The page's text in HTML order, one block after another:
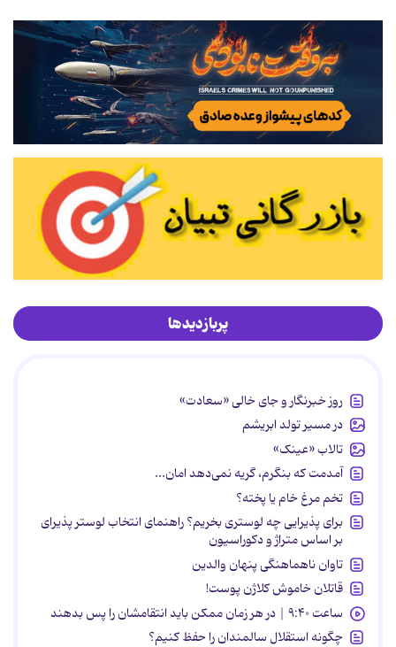
پربازدیدها
روز خبرنگار و جای خالی «سعادت»
در مسیر تولد ابریشم
تالاب «عینک»
آمدمت که بنگرم، گریه نمی‌دهد امان...
تخم مرغ خام یا پخته؟
برای پذیرایی چه لوستری بخریم؟ راهنمای انتخاب لوستر پذیرای
بر اساس متراژ و دکوراسیون
تاوان ناهماهنگی پنهان والدین
قاتلان خاموش کلاژن پوست!
ساعت ۹:۴۰ | در هر زمان ممکن باید انتقامشان را پس بدهند
چگونه استقلال سالمندان را حفظ کنیم؟